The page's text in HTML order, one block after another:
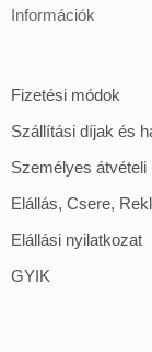
Információk
Fizetési módok
Szállítási díjak és
Személyes átvételi
Elállás, Csere,
Elállási nyilatkozat
GYIK